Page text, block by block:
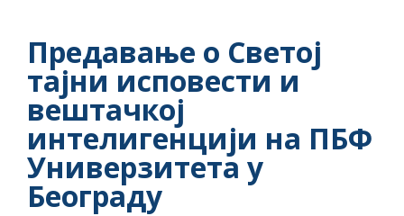
Предавање о Светој
тајни исповести и
вештачкој
интелигенцији на ПБФ
Универзитета у
Београду